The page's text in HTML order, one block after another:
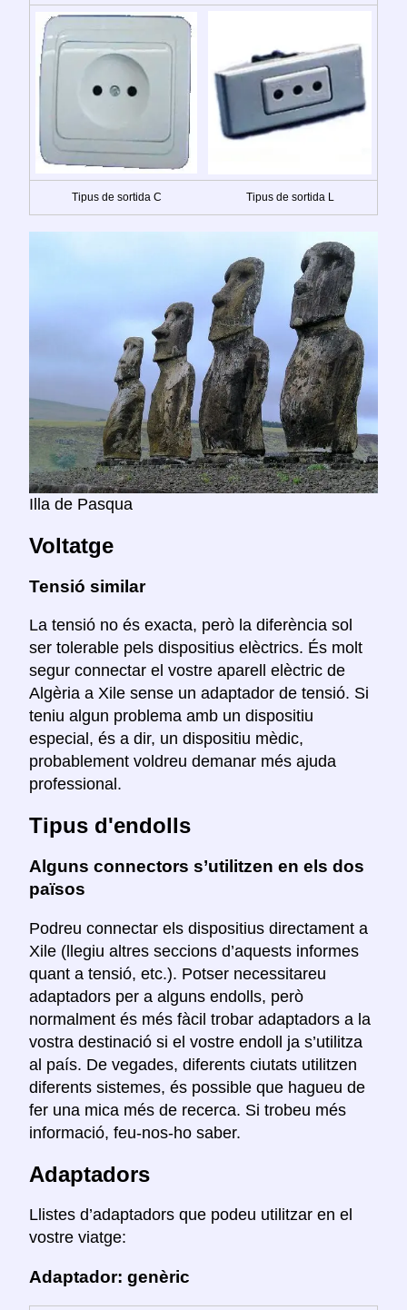
Tipus de sortida C Tipus de sortida L
Illa de Pasqua
Voltatge
Tensió similar
La tensió no és exacta, però la diferència sol
ser tolerable pels dispositius elèctrics. És molt
segur connectar el vostre aparell elèctric de
Algèria a Xile sense un adaptador de tensió. Si
teniu algun problema amb un dispositiu
especial, és a dir, un dispositiu mèdic,
probablement voldreu demanar més ajuda
professional.
Tipus d'endolls
Alguns connectors s’utilitzen en els dos
països
Podreu connectar els dispositius directament a
Xile (llegiu altres seccions d’aquests informes
quant a tensió, etc.). Potser necessitareu
adaptadors per a alguns endolls, però
normalment és més fàcil trobar adaptadors a la
vostra destinació si el vostre endoll ja s’utilitza
al país. De vegades, diferents ciutats utilitzen
diferents sistemes, és possible que hagueu de
fer una mica més de recerca. Si trobeu més
informació, feu-nos-ho saber.
Adaptadors
Llistes d’adaptadors que podeu utilitzar en el
vostre viatge:
Adaptador: genèric